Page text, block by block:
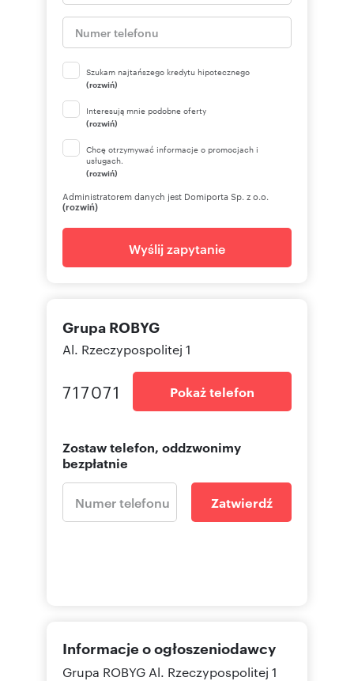
Szukam najtańszego kredytu hipotecznego
(rozwiń)
Interesują mnie podobne oferty
(rozwiń)
Chcę otrzymywać informacje o promocjach i
usługach.
(rozwiń)
Administratorem danych jest Domiporta Sp. z o.o.
(rozwiń)
Wyślij zapytanie
Grupa ROBYG
Al. Rzeczypospolitej 1
717071 Pokaż telefon
Zostaw telefon, oddzwonimy
bezpłatnie
Zatwierdź
Informacje o ogłoszeniodawcy
Grupa ROBYG Al. Rzeczypospolitej 1